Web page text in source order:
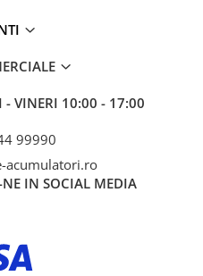
prin USB
- VINERI 10:00 - 17:00
99990
acumulatori.ro
NE IN SOCIAL MEDIA